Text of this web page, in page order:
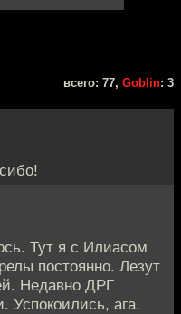
всего: 77, Goblin: 3
Тут я с Илиасом
постоянно. Лезут
Недавно ДРГ
Успокоились, ага.